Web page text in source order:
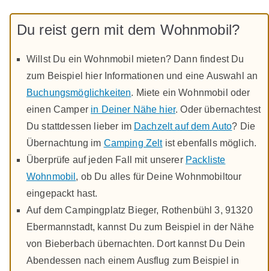
Du reist gern mit dem Wohnmobil?
Willst Du ein Wohnmobil mieten? Dann findest Du
zum Beispiel hier Informationen und eine Auswahl an
Buchungsmöglichkeiten. Miete ein Wohnmobil oder
einen Camper in Deiner Nähe hier. Oder übernachtest
Du stattdessen lieber im Dachzelt auf dem Auto? Die
Übernachtung im Camping Zeltist ebenfalls möglich.
Überprüfe auf jeden Fall mit unserer Packliste
Wohnmobil , ob Du alles für Deine Wohnmobiltour
eingepackt hast.
Auf dem Campingplatz Bieger, Rothenbühl 3, 91320
Ebermannstadt, kannst Du zum Beispiel in der Nähe
von Bieberbach übernachten. Dort kannst Du Dein
Abendessen nach einem Ausflug zum Beispiel in